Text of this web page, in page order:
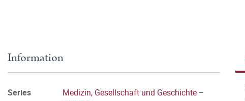
Information
Series
Medizin, Gesellschaft und Geschichte –